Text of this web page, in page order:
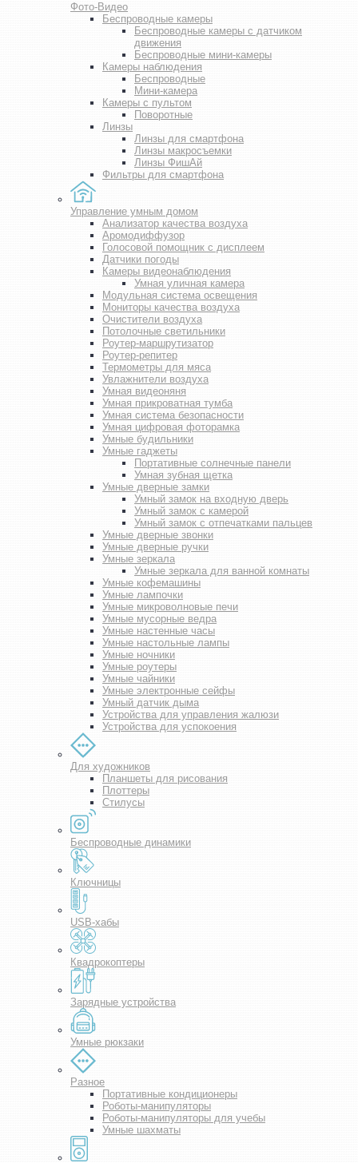
Фото-Видео
Беспроводные камеры
Беспроводные камеры с датчиком
движения
Беспроводные мини-камеры
Камеры наблюдения
Беспроводные
Мини-камера
Камеры с пультом
Поворотные
Линзы
Линзы для смартфона
Линзы макросъемки
Линзы ФишАй
Фильтры для смартфона
Управление умным домом
Анализатор качества воздуха
Аромодиффузор
Голосовой помощник с дисплеем
Датчики погоды
Камеры видеонаблюдения
Умная уличная камера
Модульная система освещения
Мониторы качества воздуха
Очистители воздуха
Потолочные светильники
Роутер-маршрутизатор
Роутер-репитер
Термометры для мяса
Увлажнители воздуха
Умная видеоняня
Умная прикроватная тумба
Умная система безопасности
Умная цифровая фоторамка
Умные будильники
Умные гаджеты
Портативные солнечные панели
Умная зубная щетка
Умные дверные замки
Умный замок на входную дверь
Умный замок с камерой
Умный замок с отпечатками пальцев
Умные дверные звонки
Умные дверные ручки
Умные зеркала
Умные зеркала для ванной комнаты
Умные кофемашины
Умные лампочки
Умные микроволновые печи
Умные мусорные ведра
Умные настенные часы
Умные настольные лампы
Умные ночники
Умные роутеры
Умные чайники
Умные электронные сейфы
Умный датчик дыма
Устройства для управления жалюзи
Устройства для успокоения
Для художников
Планшеты для рисования
Плоттеры
Стилусы
Беспроводные динамики
Ключницы
USB-хабы
Квадрокоптеры
Зарядные устройства
Умные рюкзаки
Разное
Портативные кондиционеры
Роботы-манипуляторы
Роботы-манипуляторы для учебы
Умные шахматы